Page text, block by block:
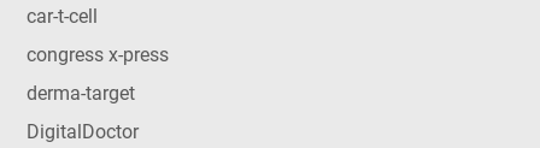
car-t-cell
congress x-press
derma-target
DigitalDoctor